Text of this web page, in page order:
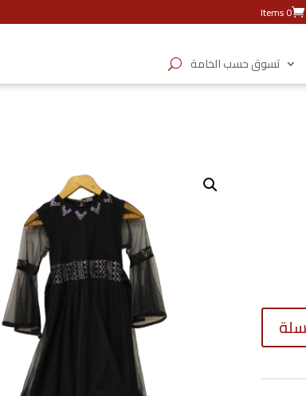
0 Items
تسوق حسب الخامة
كمية
أسود